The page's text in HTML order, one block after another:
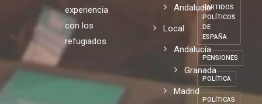
experiencia
con los
refugiados
Andalucia
Local
Andalucía
Granada
Madrid
PARTIDOS
POLÍTICOS
DE
ESPAÑA
PENSIONES
POLÍTICA
POLÍTICAS